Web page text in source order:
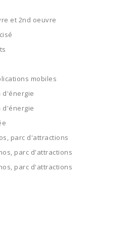
et 2nd oeuvre
mobiles
d'énergie
d'énergie
parc d'attractions
parc d'attractions
parc d'attractions